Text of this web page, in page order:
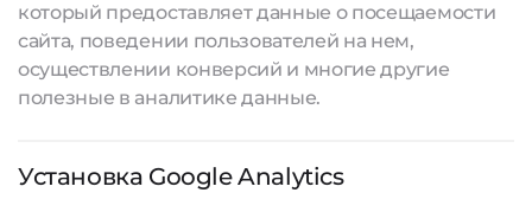
который предоставляет данные о посещаемости
сайта, поведении пользователей на нем,
осуществлении конверсий и многие другие
полезные в аналитике данные.
Установка Google Analytics